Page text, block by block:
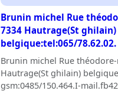
Brunin michel Rue
7334 Hautrage(St ghilain)
belgique:tel:065/78.62.02.
Brunin michel Rue
Hautrage(St ghilain)
gsm:0485/150.464.I-